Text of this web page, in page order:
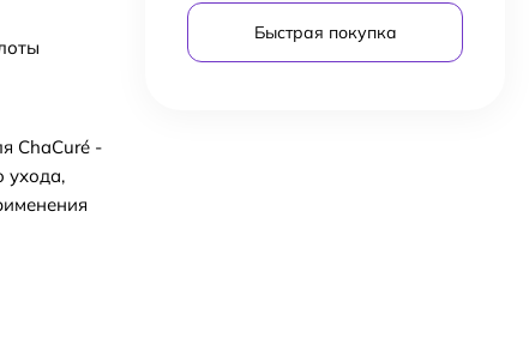
ChaCuré -
ухода,
Быстрая покупка